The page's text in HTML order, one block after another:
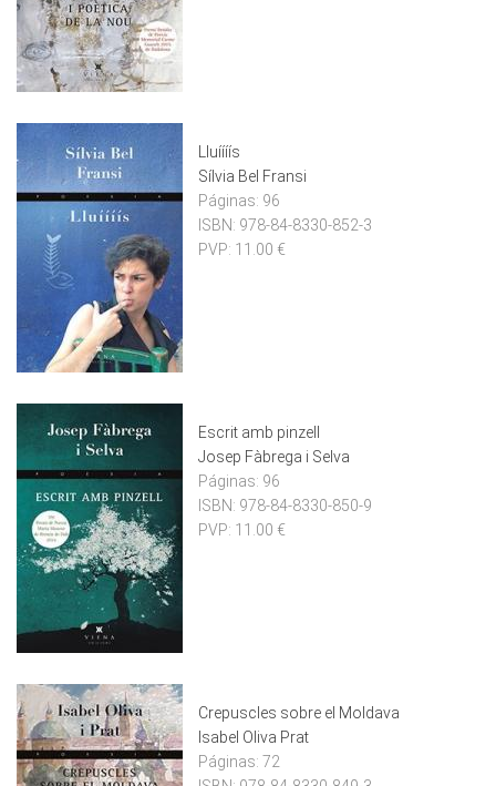
Lluíííís
Sílvia Bel Fransi
Páginas: 96
ISBN: 978-84-8330-852-3
PVP: 11.00 €
Escrit amb pinzell
Josep Fàbrega i Selva
Páginas: 96
ISBN: 978-84-8330-850-9
PVP: 11.00 €
Crepuscles sobre el Moldava
Isabel Oliva Prat
Páginas: 72